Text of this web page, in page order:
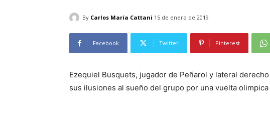
By Carlos María Cattani 15 de enero de 2019
Facebook Twitter Pinterest
Ezequiel Busquets, jugador de Peñarol y lateral
sus ilusiones al sueño del grupo por una vuelta